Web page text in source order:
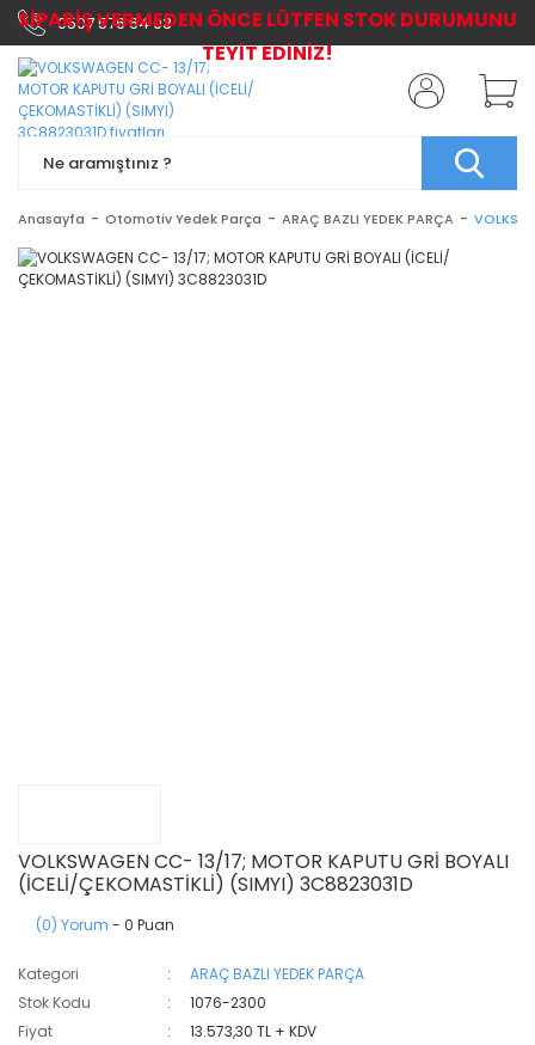
0507 576 64 03
Anasayfa Otomotiv Yedek Parça ARAÇ BAZLI YEDEK PARÇA
VOLKSWAGEN CC- 13/17; MOTOR KAPUTU GRİ BOYALI
(İCELİ/ÇEKOMASTİKLİ) (SIMYI) 3C8823031D
(0) Yorum - 0 Puan
Kategori
ARAÇ BAZLI YEDEK PARÇA
Stok Kodu
1076-2300
Fiyat
13.573,30 TL + KDV
SİPARİŞ VERMEDEN ÖNCE LÜTFEN STOK DURUMUNU
TEYİT EDİNİZ!